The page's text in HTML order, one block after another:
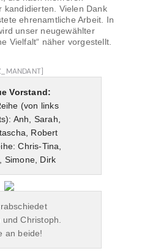
kandidierten. Vielen Dank
ehrenamtliche Arbeit. In
unser neugewählter
Vielfalt“ näher vorgestellt.
Vorstand:
(von links
Anh, Sarah,
Robert
Chris-Tina,
Simone, Dirk
Christoph.
an beide!